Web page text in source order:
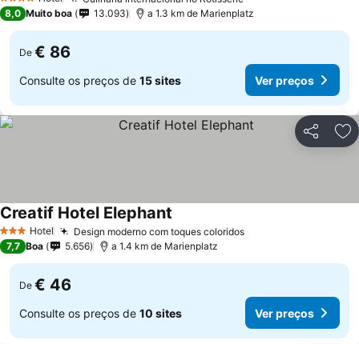
4 Estrelas
8,0 Muito boa 13.093 a 1.3 km de Marienplatz
De € 86
Consulte os preços de 15 sites Ver preços
Partilhar
3 EstrelasHotel Design moderno com toques coloridos
Creatif Hotel Elephant
7,7 Boa 5.656 a 1.4 km de Marienplatz
De € 46
Consulte os preços de 10 sites Ver preços